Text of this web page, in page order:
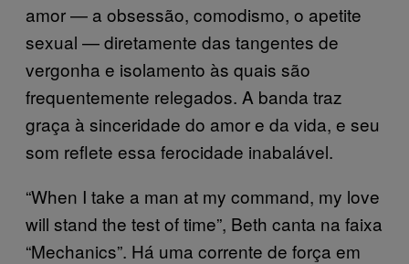
amor — a obsessão, comodismo, o apetite
sexual — diretamente das tangentes de
vergonha e isolamento às quais são
frequentemente relegados. A banda traz
graça à sinceridade do amor e da vida, e seu
som reflete essa ferocidade inabalável.
“When I take a man at my command, my love
will stand the test of time”, Beth canta na faixa
“Mechanics”. Há uma corrente de força em